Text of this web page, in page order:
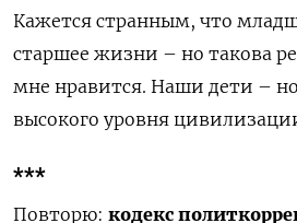
Кажется странным, что
старшее жизни – но такова
мне нравится. Наши дети –
высокого уровня
***
Повторю: кодекс